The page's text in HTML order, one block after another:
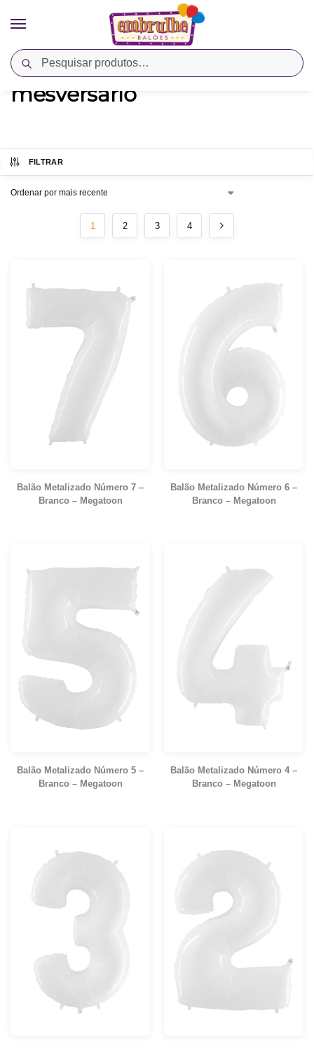
Pesquisar
Início Produtos marcados com a tag “mesversário”
mesversário
FILTRAR
1 2 3 4
Balão Metalizado Número 7 –
Branco – Megatoon
Balão Metalizado Número 6 –
Branco – Megatoon
Balão Metalizado Número 5 –
Branco – Megatoon
Balão Metalizado Número 4 –
Branco – Megatoon